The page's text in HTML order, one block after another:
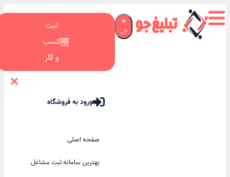
☀️
🌙
ثبت
کسب
و کار
ورود به فروشگاه
صفحه اصلی
بهترین سامانه ثبت مشاغل